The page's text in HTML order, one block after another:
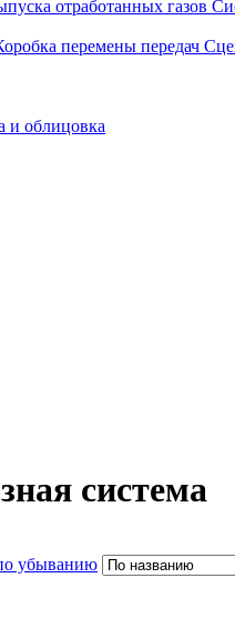
отработанных газов
перемены передач
и облицовка
система
убыванию